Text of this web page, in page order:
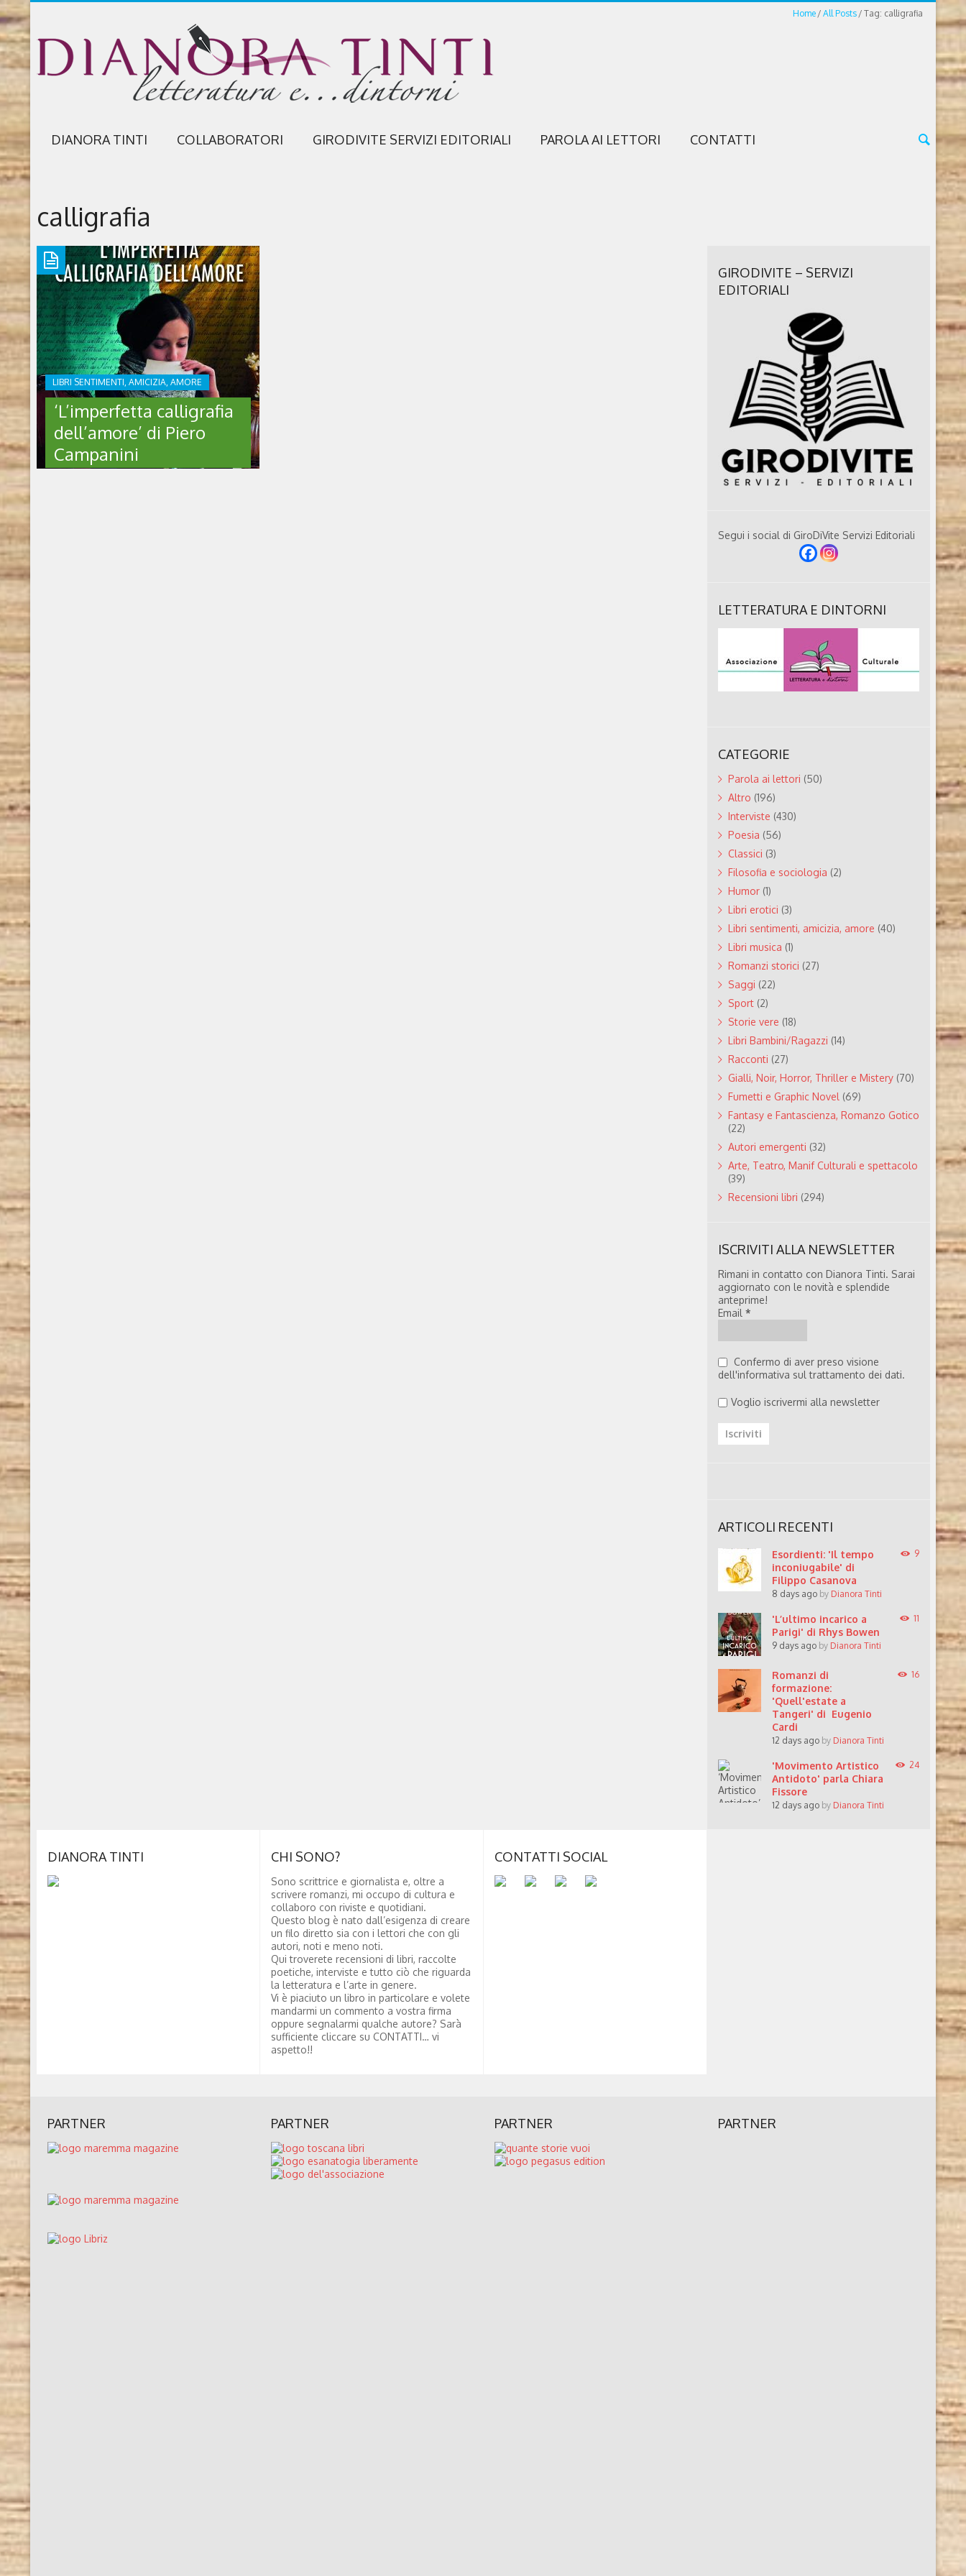
Home All Posts Tag: calligrafia
DIANORA TINTI COLLABORATORI GIRODIVITE SERVIZI EDITORIALI PAROLA AI LETTORI CONTATTI
calligrafia
LIBRI SENTIMENTI, AMICIZIA, AMORE
‘L’imperfetta calligrafia
dell’amore’ di Piero
Campanini
GIRODIVITE – SERVIZI
EDITORIALI
Segui i social di GiroDiVite Servizi Editoriali
LETTERATURA E DINTORNI
CATEGORIE
Parola ai lettori (50)
Altro (196)
Interviste (430)
Poesia (56)
Classici (3)
Filosofia e sociologia (2)
Humor(1)
Libri erotici (3)
Libri sentimenti, amicizia, amore (40)
Libri musica (1)
Romanzi storici (27)
Saggi (22)
Sport(2)
Storie vere (18)
Libri Bambini/Ragazzi (14)
Racconti (27)
Gialli, Noir, Horror, Thriller e Mistery(70)
Fumetti e Graphic Novel (69)
Fantasy e Fantascienza, Romanzo Gotico
(22)
Autori emergenti (32)
Arte, Teatro, Manif Culturali e spettacolo
(39)
Recensioni libri (294)
ISCRIVITI ALLA NEWSLETTER
Rimani in contatto con Dianora Tinti. Sarai
aggiornato con le novità e splendide
anteprime!
Email *
Confermo di aver preso visione
dell'informativa sul trattamento dei dati.
Voglio iscrivermi alla newsletter
ARTICOLI RECENTI
Esordienti: 'Il tempo
inconiugabile' di
Filippo Casanova
8 days ago by Dianora Tinti
9
'L’ultimo incarico a
Parigi' di Rhys Bowen
9 days ago by Dianora Tinti
11
Romanzi di
formazione:
'Quell'estate a
Tangeri' di Eugenio
Cardi
12 days ago by Dianora Tinti
16
'Movimento Artistico
Antidoto' parla Chiara
Fissore
12 days ago by Dianora Tinti
24
DIANORA TINTI CHI SONO?
Sono scrittrice e giornalista e, oltre a
scrivere romanzi, mi occupo di cultura e
collaboro con riviste e quotidiani.
Questo blog è nato dall’esigenza di creare
un filo diretto sia con i lettori che con gli
autori, noti e meno noti.
Qui troverete recensioni di libri, raccolte
poetiche, interviste e tutto ciò che riguarda
la letteratura e l’arte in genere.
Vi è piaciuto un libro in particolare e volete
mandarmi un commento a vostra firma
oppure segnalarmi qualche autore? Sarà
sufficiente cliccare su CONTATTI… vi
aspetto!!
CONTATTI SOCIAL
PARTNER PARTNER PARTNER PARTNER